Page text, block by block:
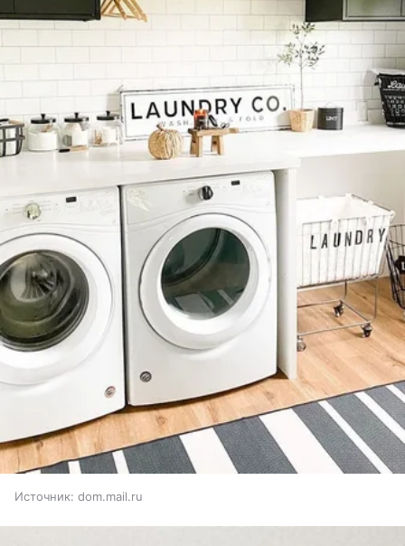
Источник: dom.mail.ru